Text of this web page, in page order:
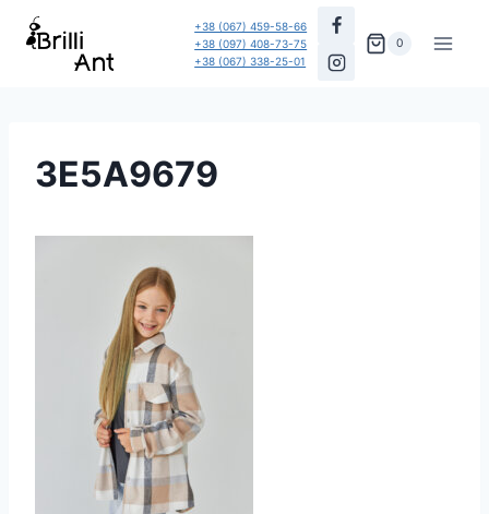
Перейти
+38 (067) 459-58-66
+38 (097) 408-73-75
+38 (067) 338-25-01
0
3E5A9679